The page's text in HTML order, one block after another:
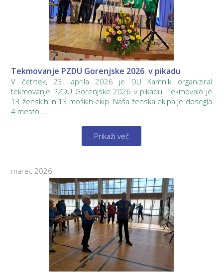
Tekmovanje PZDU Gorenjske 2026 v pikadu
V četrtek, 23. aprila 2026 je DU Kamnik organiziral
tekmovanje PZDU Gorenjske 2026 v pikadu. Tekmovalo je
13 ženskih in 13 moških ekip. Naša ženska ekipa je dosegla
4 mesto, ...
Prikaži več
marec 2026